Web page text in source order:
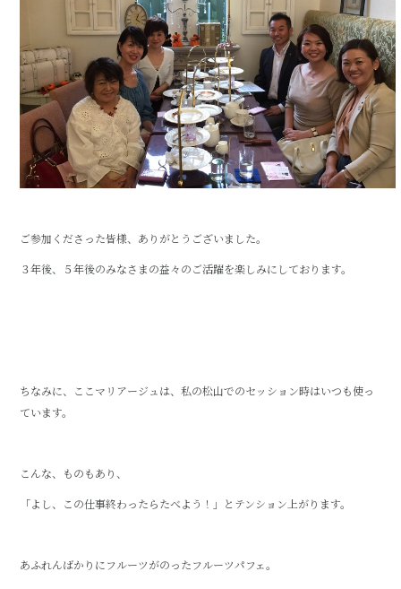
ご参加くださった皆様、ありがとうございました。
３年後、５年後のみなさまの益々のご活躍を楽しみにしております。
ちなみに、ここマリアージュは、私の松山でのセッション時はいつも使っ
ています。
こんな、ものもあり、
「よし、この仕事終わったらたべよう！」とテンション上がります。
あふれんばかりにフルーツがのったフルーツパフェ。